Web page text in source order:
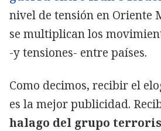
nivel de tensión en Oriente
se multiplican los
-y tensiones- entre países.
Como decimos, recibir el
es la mejor publicidad.
halago del grupo